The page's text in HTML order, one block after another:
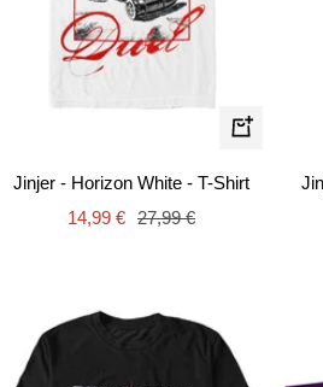
Jinjer - Horizon White - T-Shirt
Angebotspreis
14,99 € Regulärer
27,99 €